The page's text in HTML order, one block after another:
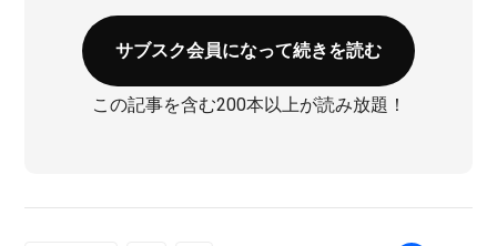
サブスク会員になって続きを読む
この記事を含む200本以上が読み放題！